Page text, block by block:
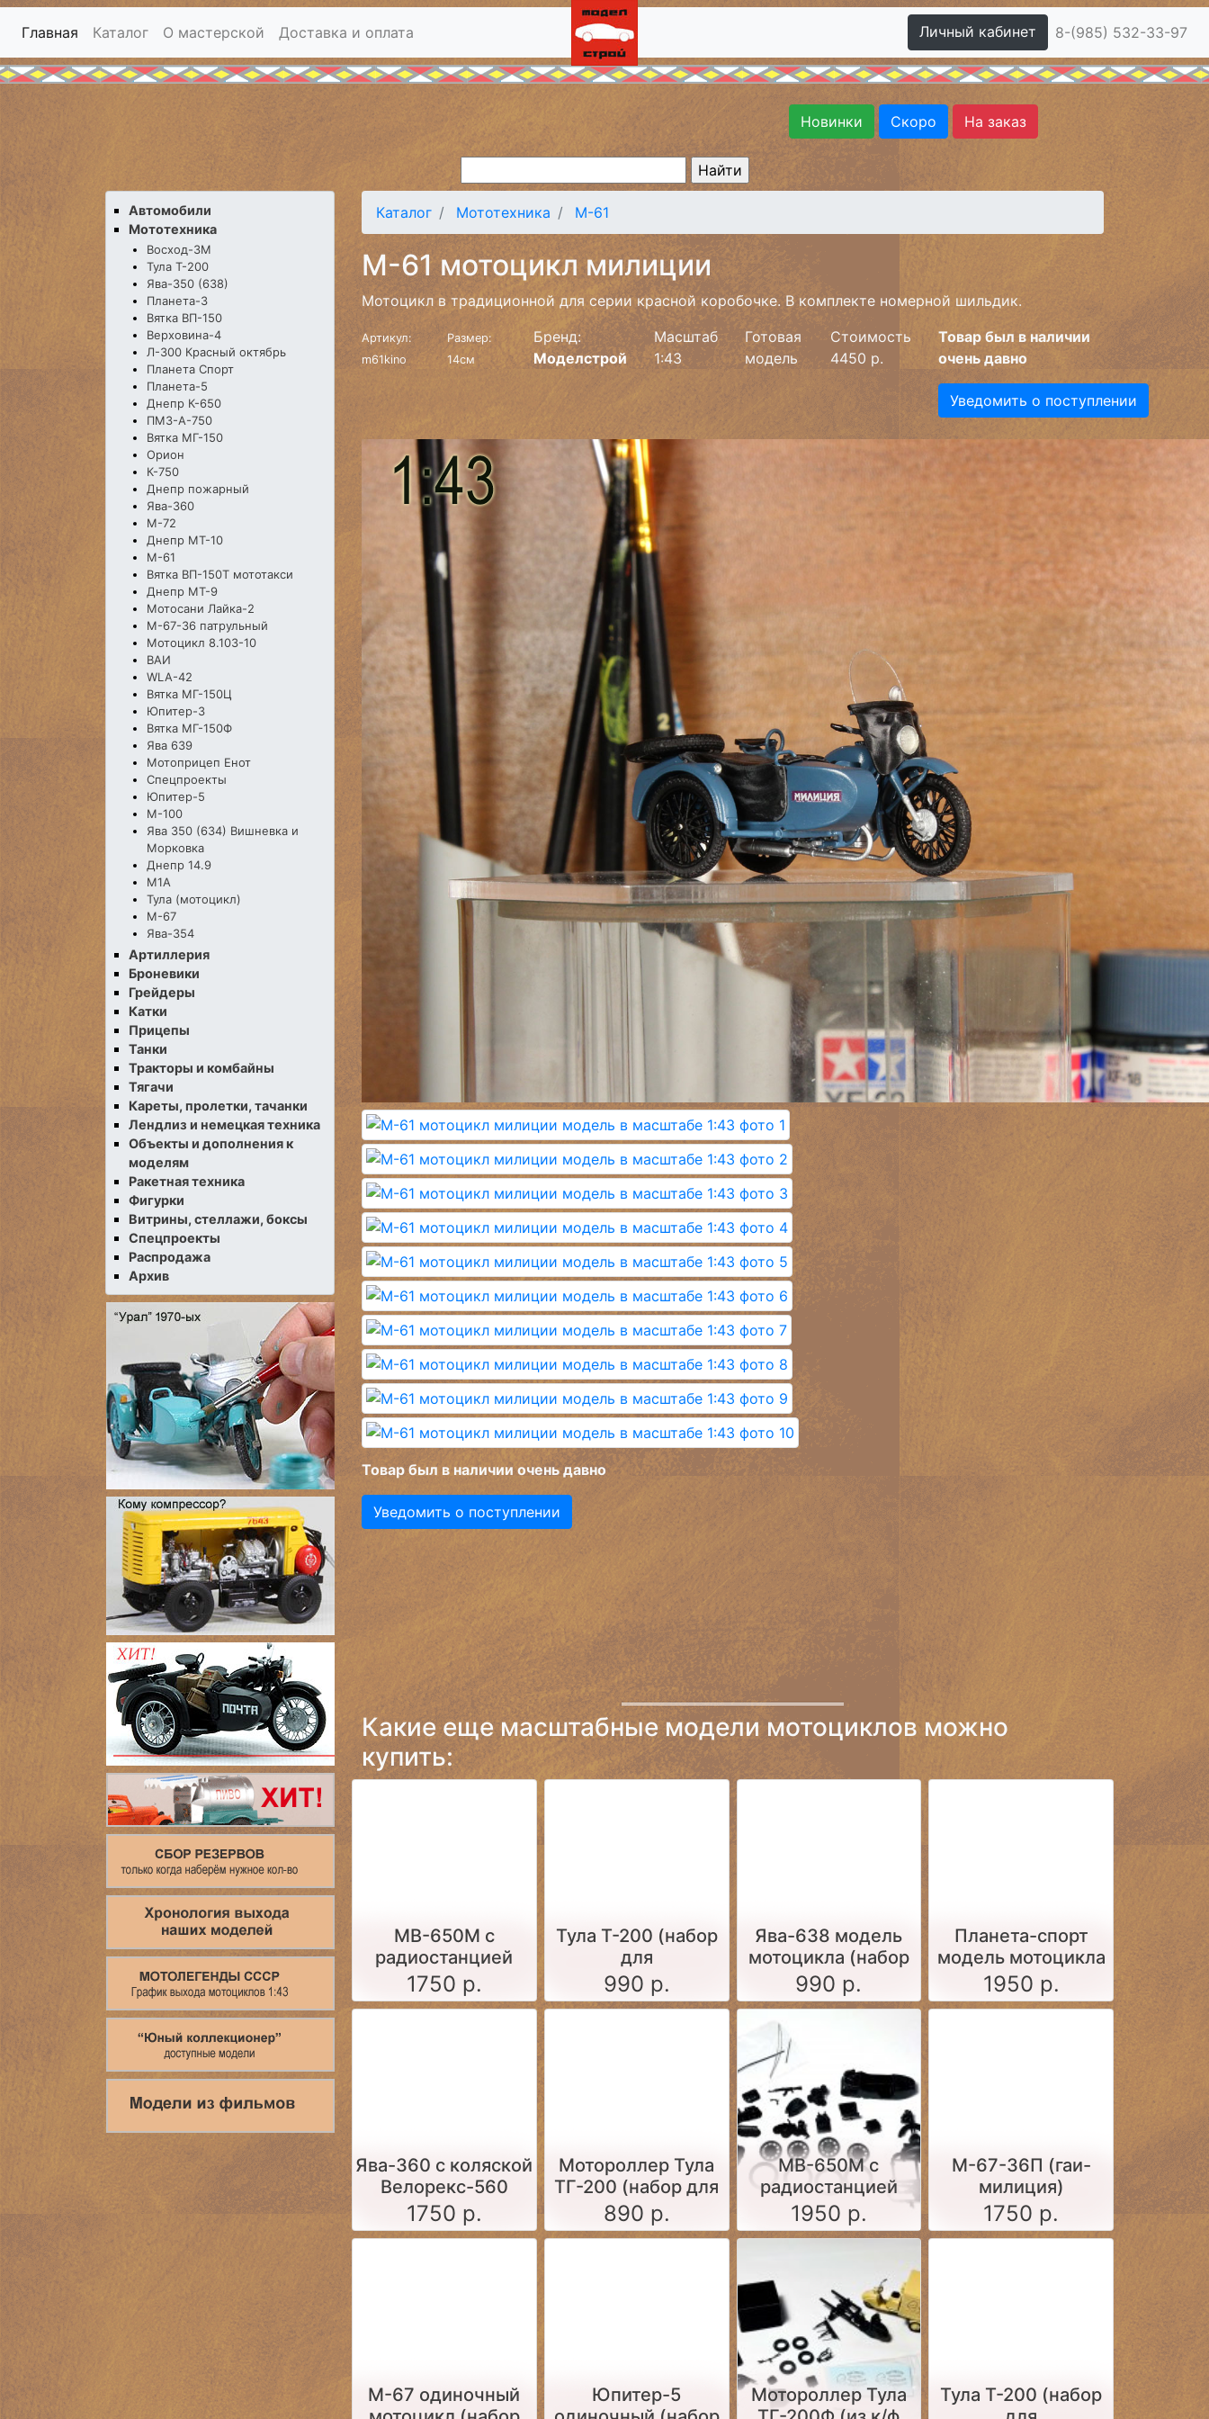
Главная Каталог О мастерской Доставка и оплата Личный кабинет 8-(985) 532-33-97
Новинки Скоро На заказ
Автомобили
Мототехника
Восход-3М
Тула Т-200
Ява-350 (638)
Планета-3
Вятка ВП-150
Верховина-4
Л-300 Красный октябрь
Планета Спорт
Планета-5
Днепр К-650
ПМЗ-А-750
Вятка МГ-150
Орион
К-750
Днепр пожарный
Ява-360
М-72
Днепр МТ-10
М-61
Вятка ВП-150Т мототакси
Днепр МТ-9
Мотосани Лайка-2
М-67-36 патрульный
Мотоцикл 8.103-10
ВАИ
WLA-42
Вятка МГ-150Ц
Юпитер-3
Вятка МГ-150Ф
Ява 639
Мотоприцеп Енот
Спецпроекты
Юпитер-5
М-100
Ява 350 (634) Вишневка и
Морковка
Днепр 14.9
М1А
Тула (мотоцикл)
М-67
Ява-354
Артиллерия
Броневики
Грейдеры
Катки
Прицепы
Танки
Тракторы и комбайны
Тягачи
Кареты, пролетки, тачанки
Лендлиз и немецкая техника
Объекты и дополнения к
моделям
Ракетная техника
Фигурки
Витрины, стеллажи, боксы
Спецпроекты
Распродажа
Архив
Каталог Мототехника М-61
М-61 мотоцикл милиции
Мотоцикл в традиционной для серии красной коробочке. В комплекте номерной шильдик.
Артикул:
m61kino
Размер:
14см
Бренд:
Моделстрой
Масштаб
1:43
Готовая
модель
Стоимость
4450 р.
Товар был в наличии
очень давно
Уведомить о поступлении
Товар был в наличии очень давно
Уведомить о поступлении
Какие еще масштабные модели мотоциклов можно
купить:
МВ-650М с
радиостанцией
Р-105М (набор для
сборки 1:43)
1750 р.
Тула Т-200 (набор
для
самостоятельной
сборки)
990 р.
Ява-638 модель
мотоцикла (набор
для
самостоятельной
сборки, 1:35)
990 р.
Планета-спорт
модель мотоцикла
(набор для
самостоятельной
1950 р.
Ява-360 c коляской
Велорекс-560
(набор для
самостоятельной
1750 р.
Мотороллер Тула
ТГ-200 (набор для
самостоятельной
сборки 1:43)
890 р.
МВ-650М с
радиостанцией
Р-105М (набор для
сборки 1:35)
1950 р.
М-67-36П (гаи-
милиция)
патрульный 70-ые
годы (набор для
1750 р.
М-67 одиночный
Юпитер-5
Мотороллер Тула
Тула Т-200 (набор